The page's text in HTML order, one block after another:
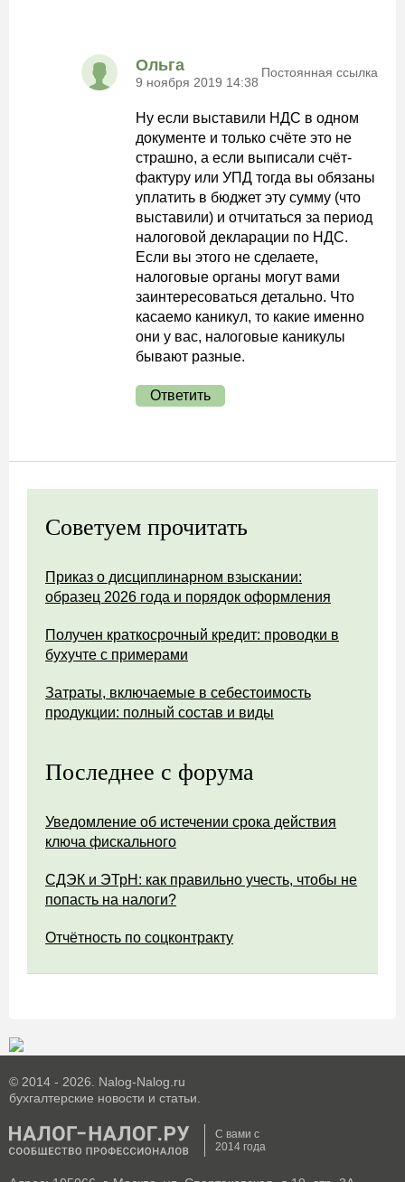
Ольга
9 ноября 2019 14:38
Постоянная ссылка
Ну если выставили НДС в одном
документе и только счёте это не
страшно, а если выписали счёт-
фактуру или УПД тогда вы обязаны
уплатить в бюджет эту сумму (что
выставили) и отчитаться за период
налоговой декларации по НДС.
Если вы этого не сделаете,
налоговые органы могут вами
заинтересоваться детально. Что
касаемо каникул, то какие именно
они у вас, налоговые каникулы
бывают разные.
Ответить
Советуем прочитать
Приказ о дисциплинарном взыскании:
образец 2026 года и порядок оформления
Получен краткосрочный кредит: проводки в
бухучте с примерами
Затраты, включаемые в себестоимость
продукции: полный состав и виды
Последнее с форума
Уведомление об истечении срока действия
ключа фискального
СДЭК и ЭТрН: как правильно учесть, чтобы не
попасть на налоги?
Отчётность по соцконтракту
© 2014 - 2026. Nalog-Nalog.ru
бухгалтерские новости и статьи.
С вами с
2014 года